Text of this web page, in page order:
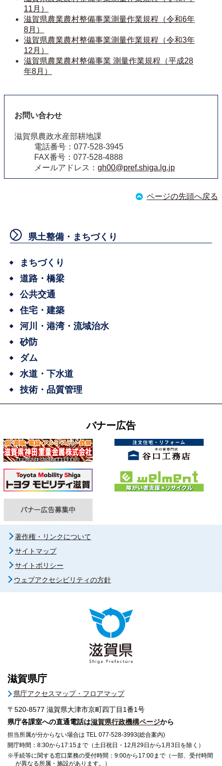
11月）
滋賀県農業農村整備事業測量作業規程（令和6年
8月）
滋賀県農業農村整備事業測量作業規程（令和3年
12月）
滋賀県農業農村整備事業 測量作業規程（平成28
年8月）
お問い合わせ
滋賀県農政水産部耕地課
電話番号：077-528-3945
FAX番号：077-528-4888
メールアドレス： gh00@pref.shiga.lg.jp
ページの先頭へ戻る
県土整備・まちづくり
まちづくり
道路・橋梁
公共交通
住宅・建築
河川・港湾・流域治水
砂防
ダム
水道・下水道
技術・品質管理
バナー広告
著作権・リンクについて
サイトマップ
サイトポリシー
ウェブアクセシビリティの方針
滋賀県庁
県庁アクセスマップ・フロアマップ
〒520-8577 滋賀県大津市京町四丁目1番1号
県庁各課室への直通電話は滋賀県行政機構ページから
担当所属が分からない場合は TEL 077-528-3993(総合案内)
開庁時間：8:30から17:15まで（土日祝日・12月29日から1月3日を除く）
※手続等に関する窓口業務の受付時間：9:00から17:00まで（一部、受付時間
が異なる所属・施設があります。）